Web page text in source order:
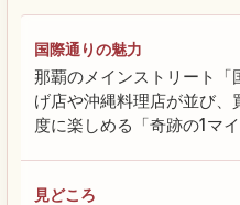
国際通りの魅力
那覇のメインストリート
げ店や沖縄料理店が並び
度に楽しめる「奇跡の1マイ
見どころ